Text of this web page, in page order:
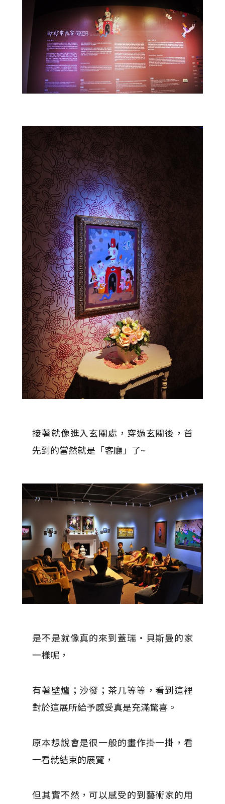
接著就像進入玄關處，穿過玄關後，首
先到的當然就是「客廳」了~
是不是就像真的來到蓋瑞‧貝斯曼的家
一樣呢，
有著壁爐；沙發；茶几等等，看到這裡
對於這展所給予感受真是充滿驚喜。
原本想說會是很一般的畫作掛一掛，看
一看就結束的展覽，
但其實不然，可以感受的到藝術家的用